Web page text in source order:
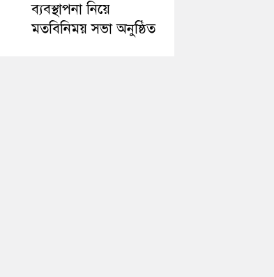
ব্যবস্থাপনা নিয়ে
মতবিনিময় সভা অনুষ্ঠিত